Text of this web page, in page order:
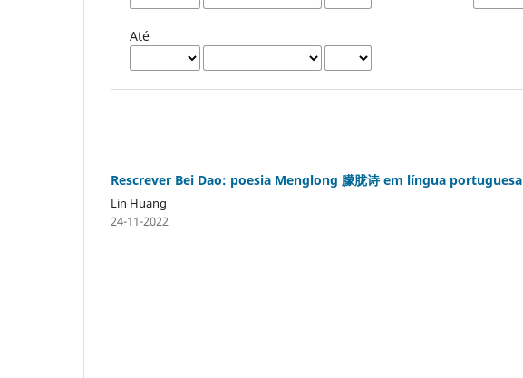
Até
Rescrever Bei Dao: poesia Menglong 朦胧诗 em língua portuguesa
Lin Huang
24-11-2022